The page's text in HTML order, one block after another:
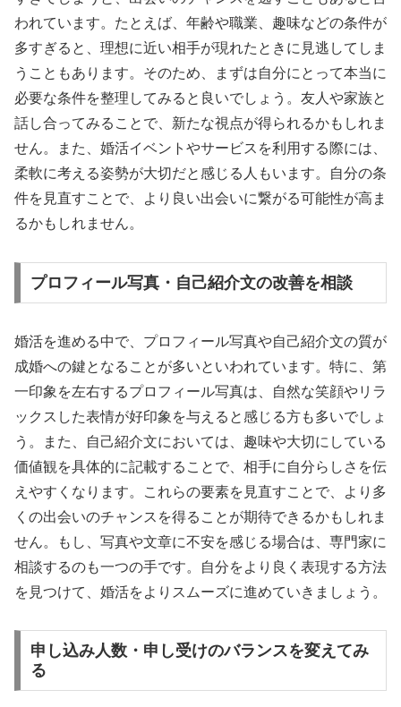
われています。たとえば、年齢や職業、趣味などの条件が
多すぎると、理想に近い相手が現れたときに見逃してしま
うこともあります。そのため、まずは自分にとって本当に
必要な条件を整理してみると良いでしょう。友人や家族と
話し合ってみることで、新たな視点が得られるかもしれま
せん。また、婚活イベントやサービスを利用する際には、
柔軟に考える姿勢が大切だと感じる人もいます。自分の条
件を見直すことで、より良い出会いに繋がる可能性が高ま
るかもしれません。
プロフィール写真・自己紹介文の改善を相談
婚活を進める中で、プロフィール写真や自己紹介文の質が
成婚への鍵となることが多いといわれています。特に、第
一印象を左右するプロフィール写真は、自然な笑顔やリラ
ックスした表情が好印象を与えると感じる方も多いでしょ
う。また、自己紹介文においては、趣味や大切にしている
価値観を具体的に記載することで、相手に自分らしさを伝
えやすくなります。これらの要素を見直すことで、より多
くの出会いのチャンスを得ることが期待できるかもしれま
せん。もし、写真や文章に不安を感じる場合は、専門家に
相談するのも一つの手です。自分をより良く表現する方法
を見つけて、婚活をよりスムーズに進めていきましょう。
申し込み人数・申し受けのバランスを変えてみ
る